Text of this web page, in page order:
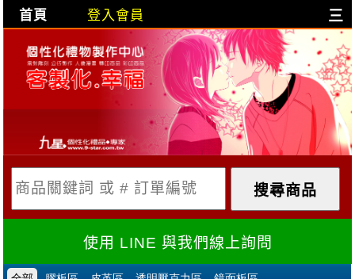
首頁 登入會員 三
購物車內容:
目前購物車是空的!
X
使用 LINE 與我們線上詢問